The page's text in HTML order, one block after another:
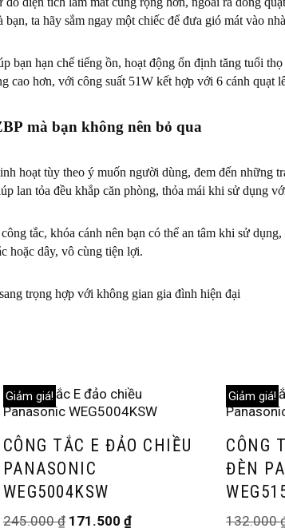
ta hãy sắm ngay một chiếc để đưa gió mát vào
bạn hạn chế tiếng ồn, hoạt động ổn định tăng tuổi
cao hơn, với công suất 51W kết hợp với 6 cánh quạt
mà bạn không nên bỏ qua
hoạt tùy theo ý muốn người dùng, đem đến những
lan tỏa đều khắp căn phòng, thỏa mái khi sử dụng
tắc, khóa cánh nên bạn có thể an tâm khi sử
hoặc dây, vô cùng tiện lợi.
trọng hợp với không gian gia đình hiện đại
Giảm giá!
CÔNG TẮC E ĐẢO CHIỀU
PANASONIC
WEG5004KSW
245.000₫ 171.500 ₫
Giảm giá!
CÔNG
ĐÈN
132.000